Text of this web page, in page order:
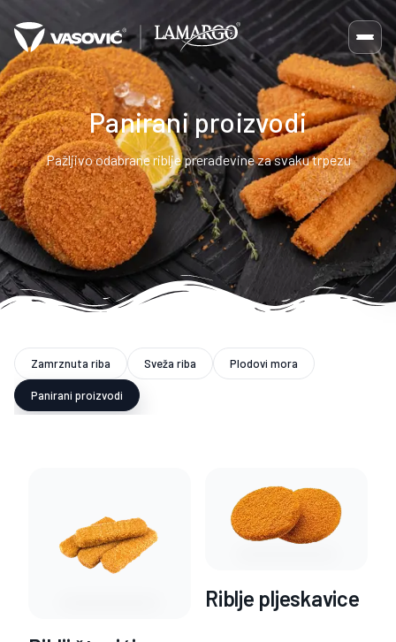
Panirani proizvodi
Pažljivo odabrane riblje prerađevine za svaku trpezu
Zamrznuta riba Sveža riba Plodovi mora
Panirani proizvodi
Riblje pljeskavice